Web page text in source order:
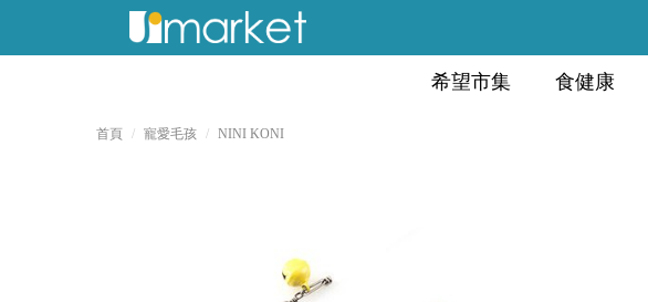
希望市集 食健康
首頁 寵愛毛孩 NINI KONI